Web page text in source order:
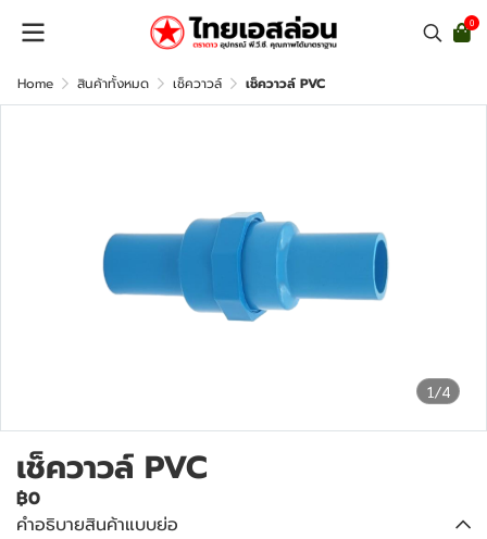
0
Home สินค้าทั้งหมด เช็ควาวล์ เช็ควาวล์ PVC
1/4
เช็ควาวล์ PVC
฿0
คำอธิบายสินค้าแบบย่อ